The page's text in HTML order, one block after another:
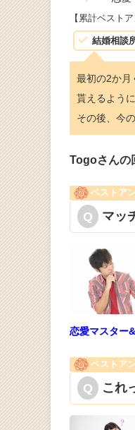
【累計ベスト
結婚相談
最初の2か月
貰えるよう
その後、今
Togoさんの
ベストア
マッ
恋愛マスター
ベストア
これ